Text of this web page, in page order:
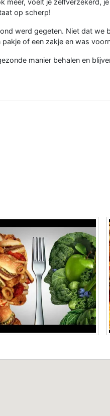
op scherp!
werd gegeten. Niet dat we
of een zakje en was
manier behalen en